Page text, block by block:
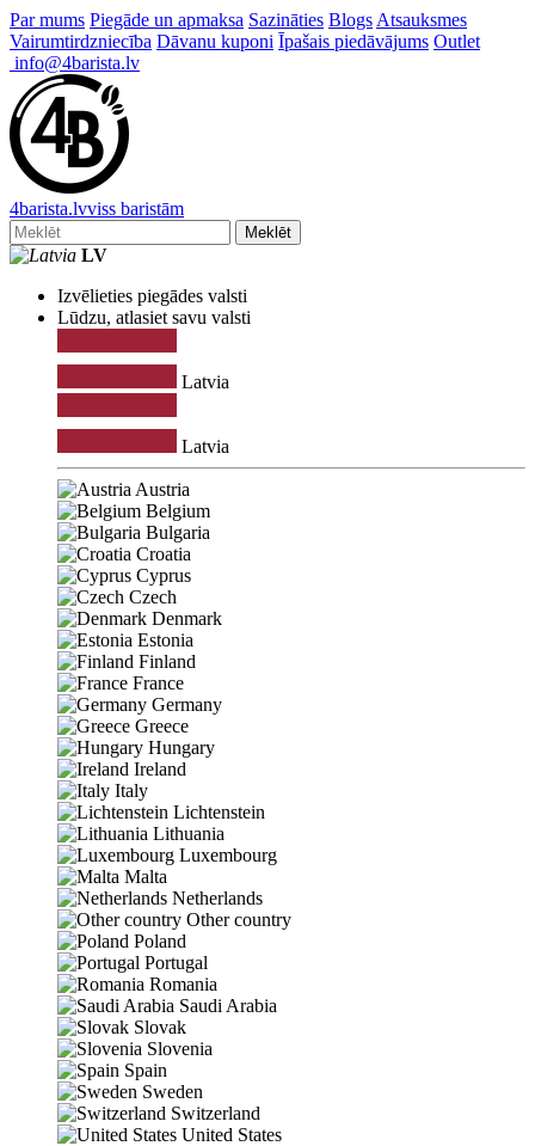
Par mums Piegāde un apmaksa Sazināties Blogs Atsauksmes
Vairumtirdzniecība Dāvanu kuponi Īpašais piedāvājums Outlet
info@4barista.lv
4barista.lvviss baristām
Meklēt
LV
Izvēlieties piegādes valsti
Lūdzu, atlasiet savu valsti
Latvia
Latvia
Austria
Belgium
Bulgaria
Croatia
Cyprus
Czech
Denmark
Estonia
Finland
France
Germany
Greece
Hungary
Ireland
Italy
Lichtenstein
Lithuania
Luxembourg
Malta
Netherlands
Other country
Poland
Portugal
Romania
Saudi Arabia
Slovak
Slovenia
Spain
Sweden
Switzerland
United States